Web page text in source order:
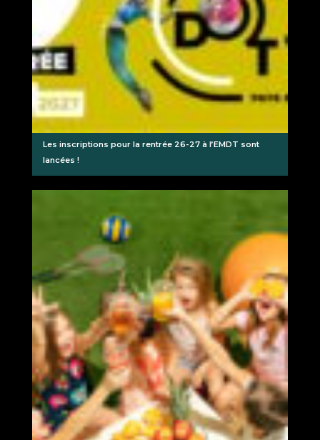
Les inscriptions pour la rentrée 26-27 à l’EMDT sont
lancées !